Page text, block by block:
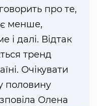
про те,
менше,
і далі. Відтак
тренд
Очікувати
половину
Олена